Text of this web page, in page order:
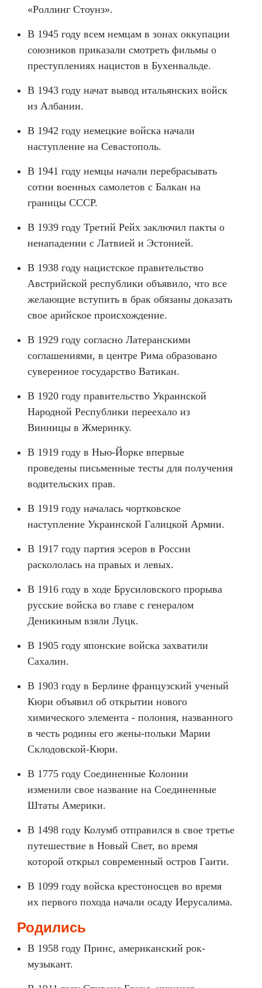
«Роллинг Стоунз».
В 1945 году всем немцам в зонах оккупации
союзников приказали смотреть фильмы о
преступлениях нацистов в Бухенвальде.
В 1943 году начат вывод итальянских войск
из Албании.
В 1942 году немецкие войска начали
наступление на Севастополь.
В 1941 году немцы начали перебрасывать
сотни военных самолетов с Балкан на
границы СССР.
В 1939 году Третий Рейх заключил пакты о
ненападении с Латвией и Эстонией.
В 1938 году нацистское правительство
Австрийской республики объявило, что все
желающие вступить в брак обязаны доказать
свое арийское происхождение.
В 1929 году согласно Латеранскими
соглашениями, в центре Рима образовано
суверенное государство Ватикан.
В 1920 году правительство Украинской
Народной Республики переехало из
Винницы в Жмеринку.
В 1919 году в Нью-Йорке впервые
проведены письменные тесты для получения
водительских прав.
В 1919 году началась чортковское
наступление Украинской Галицкой Армии.
В 1917 году партия эсеров в России
раскололась на правых и левых.
В 1916 году в ходе Брусиловского прорыва
русские войска во главе с генералом
Деникиным взяли Луцк.
В 1905 году японские войска захватили
Сахалин.
В 1903 году в Берлине французский ученый
Кюри объявил об открытии нового
химического элемента - полония, названного
в честь родины его жены-польки Марии
Склодовской-Кюри.
В 1775 году Соединенные Колонии
изменили свое название на Соединенные
Штаты Америки.
В 1498 году Колумб отправился в свое третье
путешествие в Новый Свет, во время
которой открыл современный остров Гаити.
В 1099 году войска крестоносцев во время
их первого похода начали осаду Иерусалима.
Родились
В 1958 году Принс, американский рок-
музыкант.